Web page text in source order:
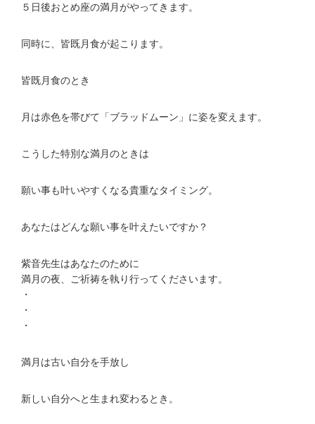
５日後おとめ座の満月がやってきます。
同時に、皆既月食が起こります。
皆既月食のとき
月は赤色を帯びて「ブラッドムーン」に姿を変えます。
こうした特別な満月のときは
願い事も叶いやすくなる貴重なタイミング。
あなたはどんな願い事を叶えたいですか？
紫音先生はあなたのために
満月の夜、ご祈祷を執り行ってくださいます。
・
・
・
満月は古い自分を手放し
新しい自分へと生まれ変わるとき。